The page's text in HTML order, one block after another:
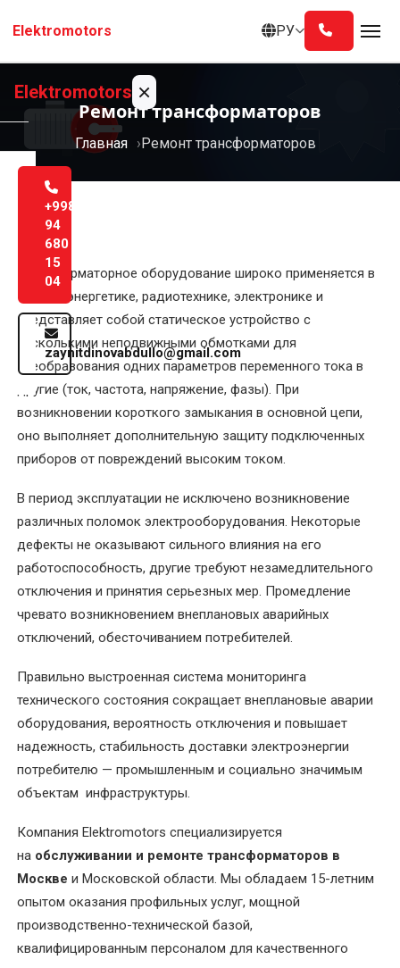
Elektromotors РУ
Elektromotors ×
Услуги
Блог
Контакты
Русский
УСЛУГИ
ротора
электродвигателя
Восстановление
под
подшипник
электродвигателей
Замена
подшипников
электродвигателях
Капитальный
ремонт
электрических
двигателей
+998
94
680
15
04
zaynitdinovabdullo@gmail.com
Ремонт трансформаторов
Главная Ремонт трансформаторов
Трансформаторное оборудование широко применяется в
электроэнергетике, радиотехнике, электронике и
представляет собой статическое устройство с
несколькими неподвижными обмотками для
преобразования одних параметров переменного тока в
другие (ток, частота, напряжение, фазы). При
возникновении короткого замыкания в основной цепи,
оно выполняет дополнительную защиту подключенных
приборов от повреждений высоким током.
В период эксплуатации не исключено возникновение
различных поломок электрооборудования. Некоторые
дефекты не оказывают сильного влияния на его
работоспособность, другие требуют незамедлительного
отключения и принятия серьезных мер. Промедление
чревато возникновением внеплановых аварийных
отключений, обесточиванием потребителей.
Правильно выстроенная система мониторинга
технического состояния сокращает внеплановые аварии
оборудования, вероятность отключения и повышает
надежность, стабильность доставки электроэнергии
потребителю — промышленным и социально значимым
объектам инфраструктуры.
Компания Elektromotors специализируется
на обслуживании и ремонте трансформаторов в
Москве и Московской области. Мы обладаем 15-летним
опытом оказания профильных услуг, мощной
производственно-технической базой,
квалифицированным персоналом для качественного